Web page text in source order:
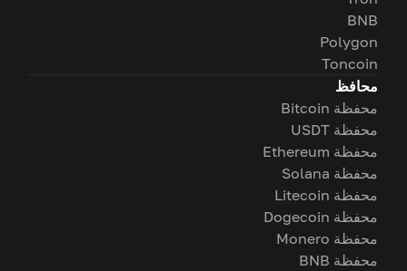
BNB
Polygon
Toncoin
محافظ
محفظة Bitcoin
محفظة USDT
محفظة Ethereum
محفظة Solana
محفظة Litecoin
محفظة Dogecoin
محفظة Monero
محفظة BNB